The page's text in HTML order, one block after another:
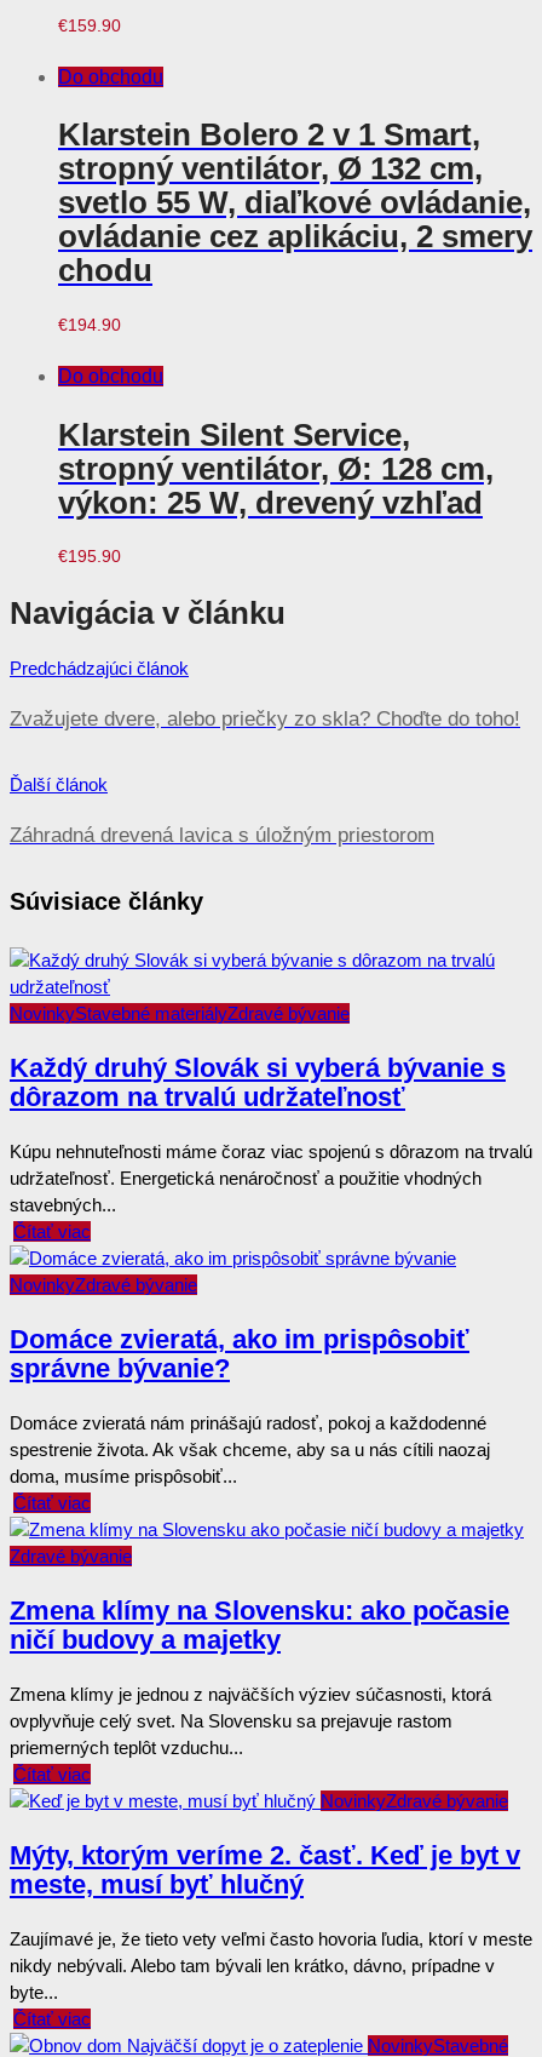
€159.90
Do obchodu
Klarstein Bolero 2 v 1 Smart,
stropný ventilátor, Ø 132 cm,
svetlo 55 W, diaľkové ovládanie,
ovládanie cez aplikáciu, 2 smery
chodu
€194.90
Do obchodu
Klarstein Silent Service,
stropný ventilátor, Ø: 128 cm,
výkon: 25 W, drevený vzhľad
€195.90
Navigácia v článku
Predchádzajúci článok
Zvažujete dvere, alebo priečky zo skla? Choďte do toho!
Ďalší článok
Záhradná drevená lavica s úložným priestorom
Súvisiace články
NovinkyStavebné materiályZdravé bývanie
Každý druhý Slovák si vyberá bývanie s
dôrazom na trvalú udržateľnosť
Kúpu nehnuteľnosti máme čoraz viac spojenú s dôrazom na trvalú
udržateľnosť. Energetická nenáročnosť a použitie vhodných
stavebných...
Čítať viac
NovinkyZdravé bývanie
Domáce zvieratá, ako im prispôsobiť
správne bývanie?
Domáce zvieratá nám prinášajú radosť, pokoj a každodenné
spestrenie života. Ak však chceme, aby sa u nás cítili naozaj
doma, musíme prispôsobiť...
Čítať viac
Zdravé bývanie
Zmena klímy na Slovensku: ako počasie
ničí budovy a majetky
Zmena klímy je jednou z najväčších výziev súčasnosti, ktorá
ovplyvňuje celý svet. Na Slovensku sa prejavuje rastom
priemerných teplôt vzduchu...
Čítať viac
NovinkyZdravé bývanie
Mýty, ktorým veríme 2. časť. Keď je byt v
meste, musí byť hlučný
Zaujímavé je, že tieto vety veľmi často hovoria ľudia, ktorí v meste
nikdy nebývali. Alebo tam bývali len krátko, dávno, prípadne v
byte...
Čítať viac
NovinkyStavebné